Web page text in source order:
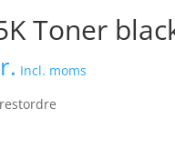
Toner
Incl. moms